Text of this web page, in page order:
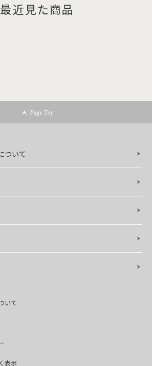
最近見た商品
Page Top
ついて
いて
表示